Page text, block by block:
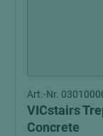
Art.-Nr.
VICstairs
Concrete